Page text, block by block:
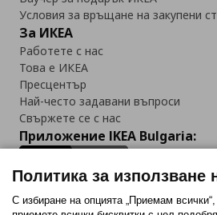
Условия за връщане на закупени
За ИКЕА
Работете с нас
Това е ИКЕА
Пресцентър
Най-често задавани въпроси
Свържете се с нас
Приложение IKEA Bulgaria:
Политика за използване
С избиране на опцията „Приемам